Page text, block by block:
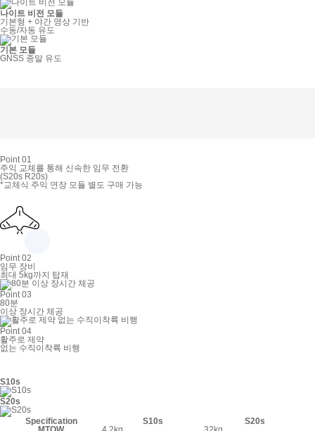
나이트 비전 모듈
기본형 + 야간 영상 기반
수동/자동 유도
기본 모듈
GNSS 종말 유도
Point 01
주익 교체를 통해 신속한 임무 전환
(S20s R20s)
*교체식 주익 연장 모듈 별도 구매 가능
Point 02
임무 장비
최대 5kg까지 탑재
Point 03
80분
이상 장시간 체공
Point 04
활주로 제약
없는 수직이착륙 비행
S10s
S20s
Specification
S10s
S20s